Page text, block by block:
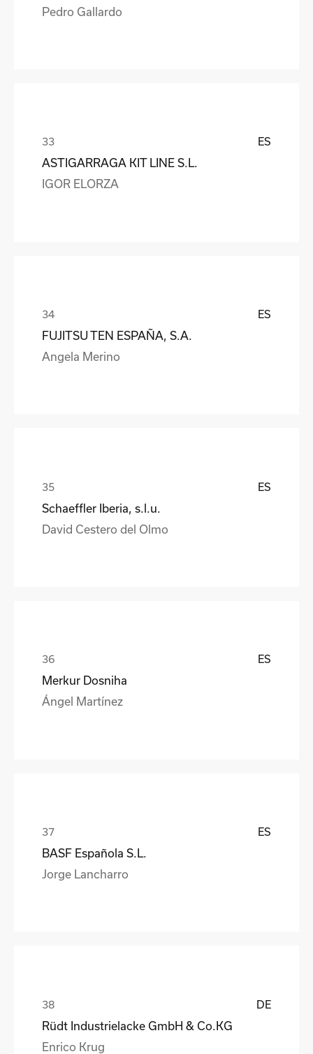
Pedro Gallardo
ES
ASTIGARRAGA KIT LINE S.L.
IGOR ELORZA
ES
FUJITSU TEN ESPAÑA, S.A.
Angela Merino
ES
Schaeffler Iberia, s.l.u.
David Cestero del Olmo
ES
Merkur Dosniha
Ángel Martínez
ES
BASF Española S.L.
Jorge Lancharro
DE
Rüdt Industrielacke GmbH & Co.KG
Enrico Krug